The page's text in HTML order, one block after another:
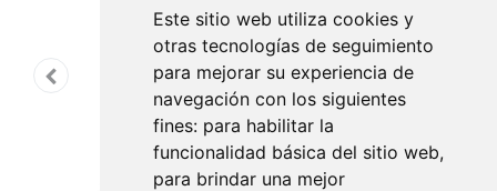
Este sitio web utiliza cookies y
otras tecnologías de seguimiento
para mejorar su experiencia de
navegación con los siguientes
fines: para habilitar la
funcionalidad básica del sitio web,
para brindar una mejor